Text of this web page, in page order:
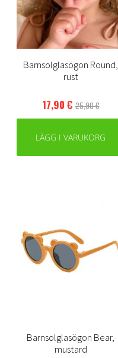
Barnsolglasögon Round,
rust
17,90 € 25,90 €
LÄGG I VARUKORG
Barnsolglasögon Bear,
mustard